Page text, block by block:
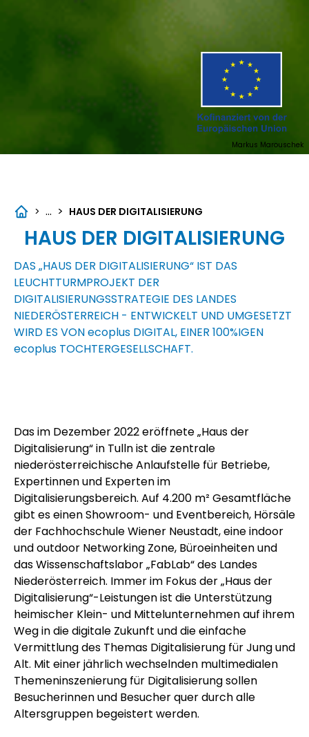
Markus Marouschek
> ... > HAUS DER DIGITALISIERUNG
HAUS DER DIGITALISIERUNG
DAS „HAUS DER DIGITALISIERUNG“ IST DAS
LEUCHTTURMPROJEKT DER
DIGITALISIERUNGSSTRATEGIE DES LANDES
NIEDERÖSTERREICH - ENTWICKELT UND UMGESETZT
WIRD ES VONecoplus DIGITAL, EINER 100%IGEN
ecoplus TOCHTERGESELLSCHAFT.
Das im Dezember 2022 eröffnete „Haus der
Digitalisierung“ in Tulln ist die zentrale
niederösterreichische Anlaufstelle für Betriebe,
Expertinnen und Experten im
Digitalisierungsbereich. Auf 4.200 m² Gesamtfläche
gibt es einen Showroom- und Eventbereich, Hörsäle
der Fachhochschule Wiener Neustadt, eine indoor
und outdoor Networking Zone, Büroeinheiten und
das Wissenschaftslabor „FabLab“ des Landes
Niederösterreich. Immer im Fokus der „Haus der
Digitalisierung“-Leistungen ist die Unterstützung
heimischer Klein- und Mittelunternehmen auf ihrem
Weg in die digitale Zukunft und die einfache
Vermittlung des Themas Digitalisierung für Jung und
Alt. Mit einer jährlich wechselnden multimedialen
Themeninszenierung für Digitalisierung sollen
Besucherinnen und Besucher quer durch alle
Altersgruppen begeistert werden.